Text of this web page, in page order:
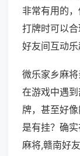
非常有用的
打牌时可以
好友间互动乐
微乐家乡麻
在游戏中遇
牌，甚至好
是有挂？确
麻将,赣南好